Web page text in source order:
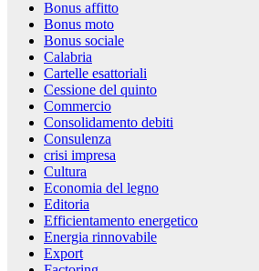
Bonus affitto
Bonus moto
Bonus sociale
Calabria
Cartelle esattoriali
Cessione del quinto
Commercio
Consolidamento debiti
Consulenza
crisi impresa
Cultura
Economia del legno
Editoria
Efficientamento energetico
Energia rinnovabile
Export